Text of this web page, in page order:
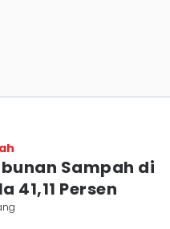
Sampah di
41,11 Persen